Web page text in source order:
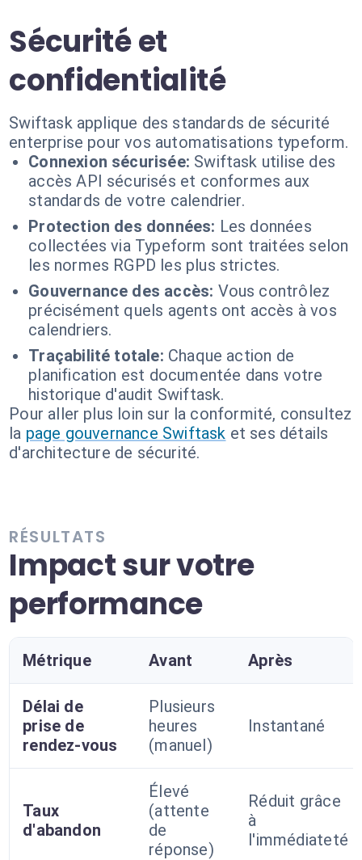
Sécurité et
confidentialité
Swiftask applique des standards de sécurité
enterprise pour vos automatisations typeform.
Connexion sécurisée: Swiftask utilise des
accès API sécurisés et conformes aux
standards de votre calendrier.
Protection des données: Les données
collectées via Typeform sont traitées selon
les normes RGPD les plus strictes.
Gouvernance des accès: Vous contrôlez
précisément quels agents ont accès à vos
calendriers.
Traçabilité totale: Chaque action de
planification est documentée dans votre
historique d'audit Swiftask.
Pour aller plus loin sur la conformité, consultez
la page gouvernance Swiftask et ses détails
d'architecture de sécurité.
RÉSULTATS
Impact sur votre
performance
Métrique Avant Après
Délai de
prise de
rendez-vous
Plusieurs
heures
(manuel)
Instantané
Taux
d'abandon
Élevé
(attente
de
réponse)
Réduit grâce
à
l'immédiateté